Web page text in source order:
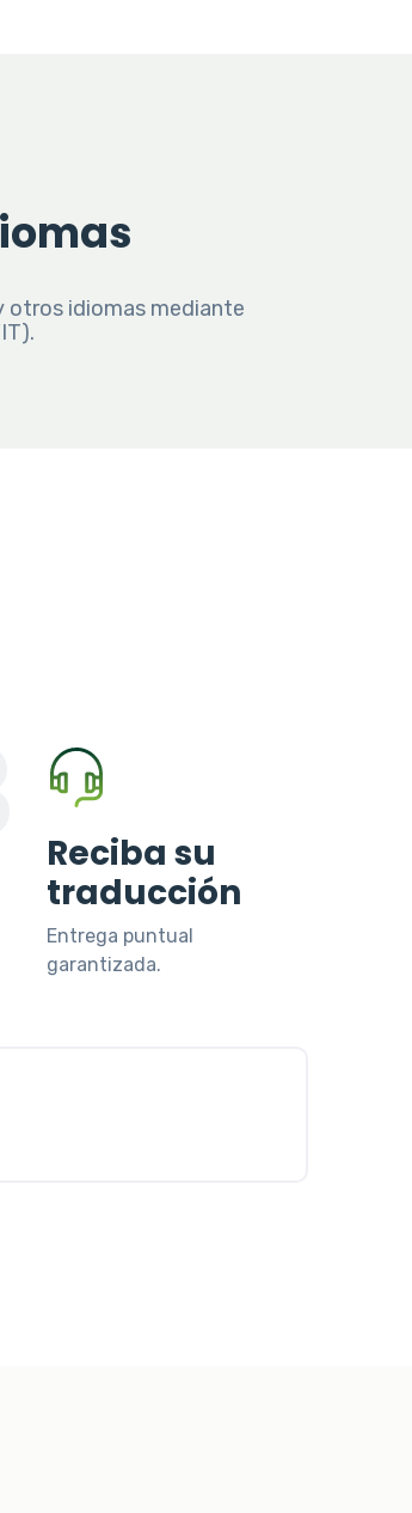
otros idiomas mediante
Reciba su
traducción
Entrega puntual
garantizada.